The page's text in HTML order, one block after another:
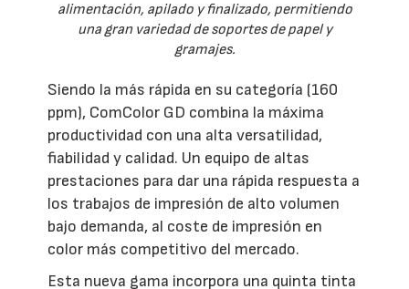
alimentación, apilado y finalizado, permitiendo
una gran variedad de soportes de papel y
gramajes.
Siendo la más rápida en su categoría (160
ppm), ComColor GD combina la máxima
productividad con una alta versatilidad,
fiabilidad y calidad. Un equipo de altas
prestaciones para dar una rápida respuesta a
los trabajos de impresión de alto volumen
bajo demanda, al coste de impresión en
color más competitivo del mercado.
Esta nueva gama incorpora una quinta tinta